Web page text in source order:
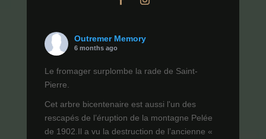
Outremer Memory
6 months ago
Le fromager surplombe la rade de Saint-
Pierre.
Cet arbre bicentenaire est aussi l'un des
rescapés de l’éruption de la montagne Pelée
de 1902.Il a vu la destruction de l’ancienne «